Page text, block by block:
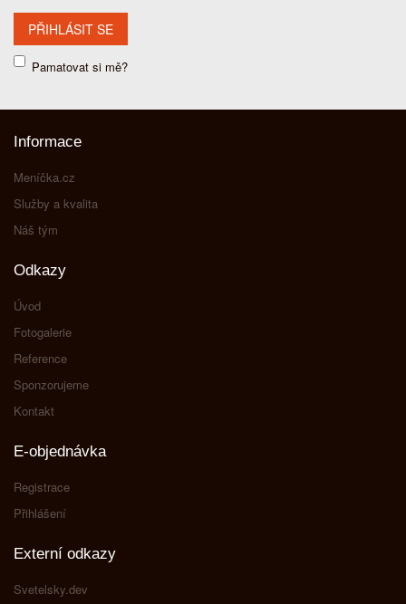
Pamatovat si mě?
Informace
Meníčka.cz
Služby a kvalita
Náš tým
Odkazy
Úvod
Fotogalerie
Reference
Sponzorujeme
Kontakt
E-objednávka
Registrace
Přihlášení
Externí odkazy
Svetelsky.dev